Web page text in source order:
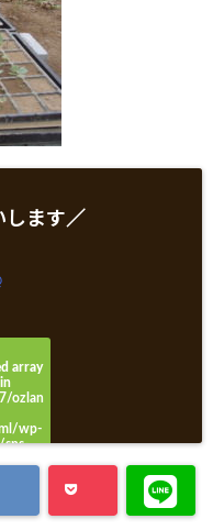
します／
array
ozlan
wp-
sns-